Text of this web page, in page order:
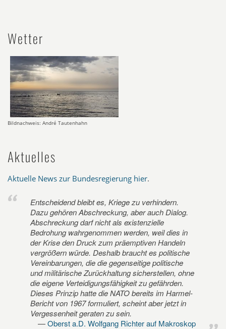
Wetter
Bildnachweis: André Tautenhahn
Aktuelles
Aktuelle News zur Bundesregierung hier.
Entscheidend bleibt es, Kriege zu verhindern.
Dazu gehören Abschreckung, aber auch Dialog.
Abschreckung darf nicht als existenzielle
Bedrohung wahrgenommen werden, weil dies in
der Krise den Druck zum präemptiven Handeln
vergrößern würde. Deshalb braucht es politische
Vereinbarungen, die die gegenseitige politische
und militärische Zurückhaltung sicherstellen, ohne
die eigene Verteidigungsfähigkeit zu gefährden.
Dieses Prinzip hatte die NATO bereits im Harmel-
Bericht von 1967 formuliert, scheint aber jetzt in
Vergessenheit geraten zu sein.
Oberst a.D. Wolfgang Richter auf Makroskop